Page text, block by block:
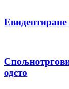
Евидентиране
одсто